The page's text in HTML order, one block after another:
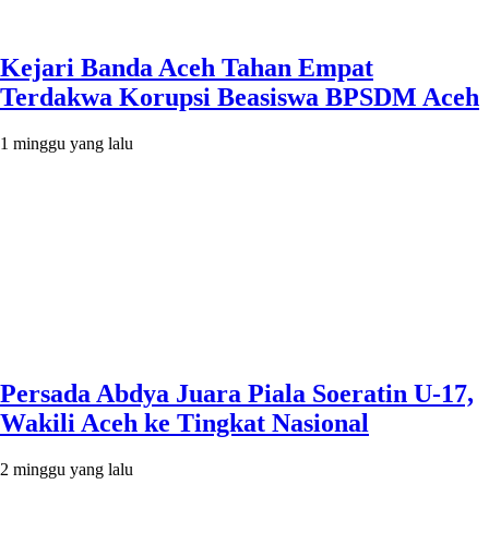
Kejari Banda Aceh Tahan Empat
Terdakwa Korupsi Beasiswa BPSDM Aceh
1 minggu yang lalu
Persada Abdya Juara Piala Soeratin U-17,
Wakili Aceh ke Tingkat Nasional
2 minggu yang lalu